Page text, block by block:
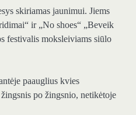
skiriamas jaunimui. Jiems
ir „No shoes“ „Beveik
festivalis moksleiviams siūlo
paauglius kvies
po žingsnio, netikėtoje